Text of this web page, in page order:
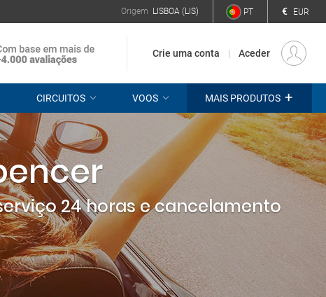
Origem LISBOA (LIS) PT € EUR
Crie uma conta Aceder
CIRCUITOS VOOS MAIS PRODUTOS +
24 horas e cancelamento